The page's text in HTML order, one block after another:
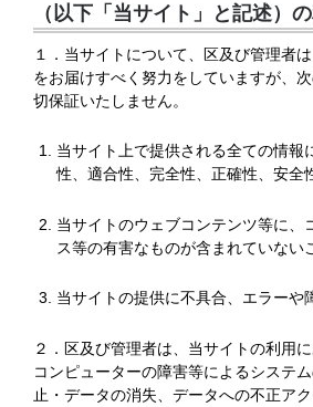
（以下「当サイト」と記述）
１．当サイトについて、区及び管理者
をお届けすべく努力をしていますが、
切保証いたしません。
当サイト上で提供される全ての情報
性、適合性、完全性、正確性、安全
当サイトのウェブコンテンツ等に、
ス等の有害なものが含まれていない
当サイトの提供に不具合、エラーや
２．区及び管理者は、当サイトの利用
コンピューターの障害等によるシステ
止・データの消失、データへの不正ア